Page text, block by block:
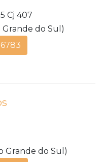
Cj 407
Grande do Sul)
Grande do Sul)